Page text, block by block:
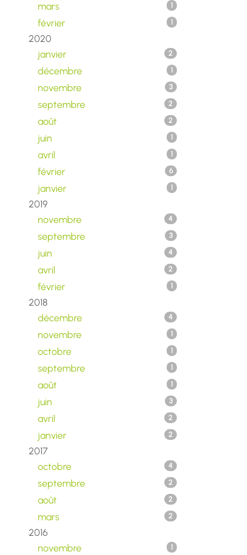
mars 1
février 1
2020
janvier
2
décembre 1
novembre 3
septembre 2
août 2
juin 1
avril 1
février 6
janvier 1
2019
novembre
4
septembre 3
juin 4
avril 2
février 1
2018
décembre
4
novembre 1
octobre 1
septembre 1
août 1
juin 3
avril 2
janvier 2
2017
octobre
4
septembre 2
août 2
mars 2
2016
novembre
1